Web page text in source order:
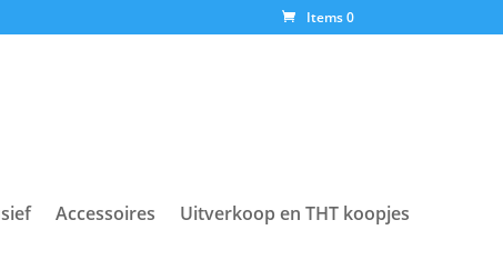
Items 0
Accessoires
Uitverkoop en THT koopjes